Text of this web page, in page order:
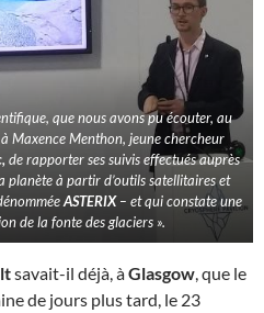
que nous avons pu écouter, au
Maxence Menthon, jeune chercheur
de rapporter ses suivis effectués auprès
à partir d’outils satellitaires et
ASTERIX– et qui constate une
de la fonte des glaciers ».
savait-il déjà, àGlasgow, que le
de jours plus tard, le 23